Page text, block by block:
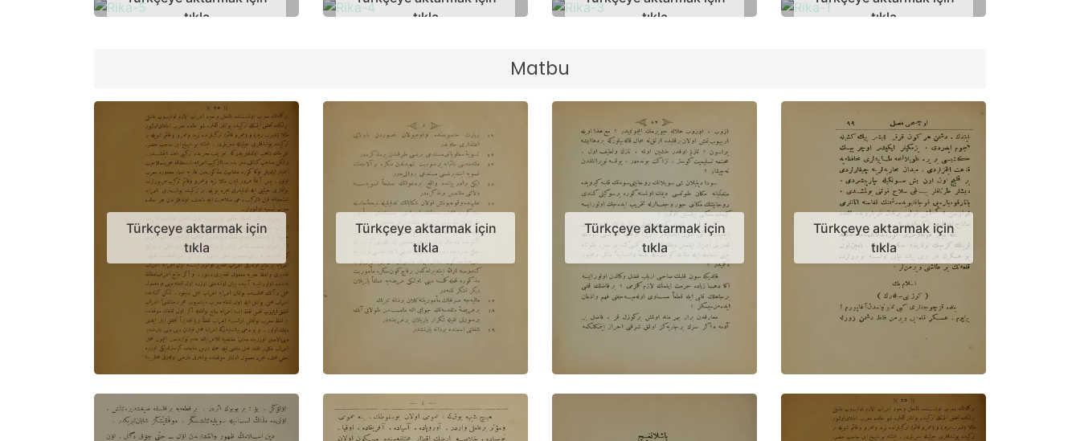
tıkla
tıkla
tıkla
tıkla
Matbu
Türkçeye aktarmak için
tıkla
Türkçeye aktarmak için
tıkla
Türkçeye aktarmak için
tıkla
Türkçeye aktarmak için
tıkla